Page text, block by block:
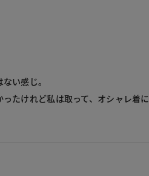
い感じ。
たけれど私は取って、オシャレ着に